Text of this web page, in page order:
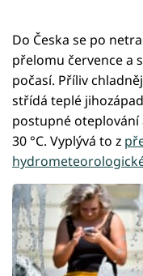
Do Česka se po
přelomu července a
počasí. Příliv
střídá teplé
postupné
30 °C. Vyplývá to z